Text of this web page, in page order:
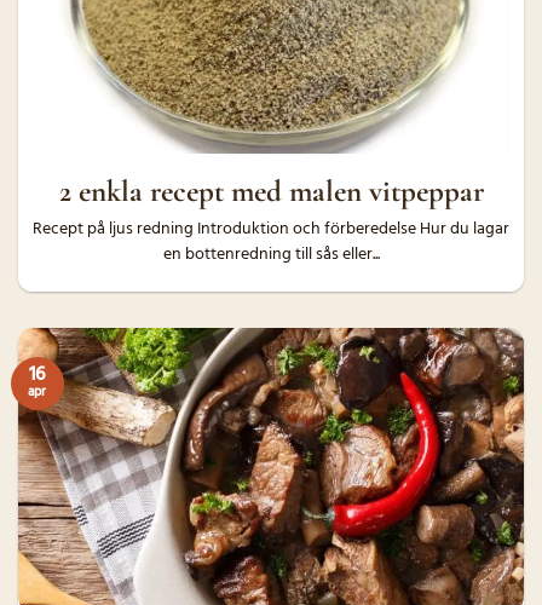
2 enkla recept med malen vitpeppar
Recept på ljus redning Introduktion och förberedelse Hur du lagar
en bottenredning till sås eller...
16
apr